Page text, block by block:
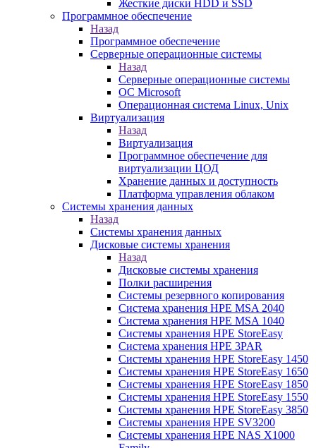
Жесткие диски HDD и SSD
Программное обеспечение
Назад
Программное обеспечение
Серверные операционные системы
Назад
Серверные операционные системы
ОС Microsoft
Операционная система Linux, Unix
Виртуализация
Назад
Виртуализация
Программное обеспечение для
виртуализации ЦОД
Хранение данных и доступность
Платформа управления облаком
Системы хранения данных
Назад
Системы хранения данных
Дисковые системы хранения
Назад
Дисковые системы хранения
Полки расширения
Системы резервного копирования
Система хранения HPE MSA 2040
Система хранения HPE MSA 1040
Системы хранения HPE StoreEasy
Система хранения HPE 3PAR
Системы хранения HPE StoreEasy 1450
Системы хранения HPE StoreEasy 1650
Системы хранения HPE StoreEasy 1850
Системы хранения HPE StoreEasy 1550
Системы хранения HPE StoreEasy 3850
Системы хранения HPE SV3200
Системы хранения HPE NAS X1000